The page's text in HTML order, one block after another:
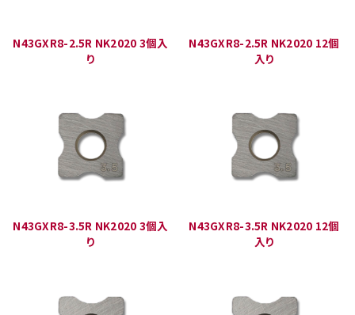
N43GXR8-2.5R NK2020 3個入
り
N43GXR8-2.5R NK2020 12個
入り
N43GXR8-3.5R NK2020 3個入
り
N43GXR8-3.5R NK2020 12個
入り